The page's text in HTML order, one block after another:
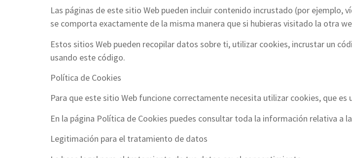
Las páginas de este sitio Web pueden incluir contenido incrustado (por
se comporta exactamente de la misma manera que si hubieras visitado la otra
Estos sitios Web pueden recopilar datos sobre ti, utilizar cookies, incrustar un
usando este código.
Política de Cookies
Para que este sitio Web funcione correctamente necesita utilizar cookies, que
En la página Política de Cookies puedes consultar toda la información relativa
Legitimación para el tratamiento de datos